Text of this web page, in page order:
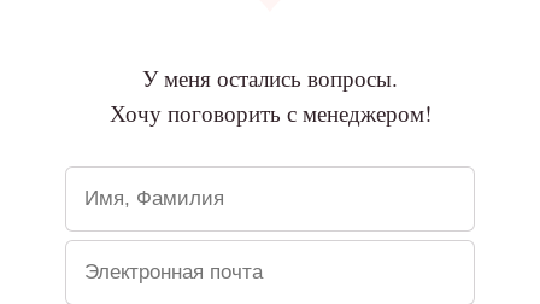
У меня остались вопросы.
Хочу поговорить с менеджером!